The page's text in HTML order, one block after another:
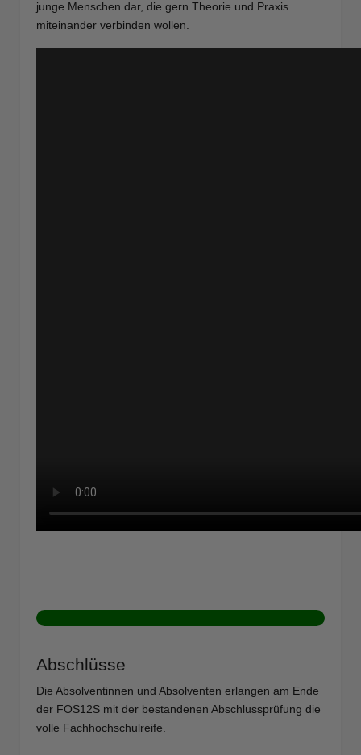
junge Menschen dar, die gern Theorie und Praxis
miteinander verbinden wollen.
Abschlüsse
Die Absolventinnen und Absolventen erlangen am Ende
der FOS12S mit der bestandenen Abschlussprüfung die
volle Fachhochschulreife.